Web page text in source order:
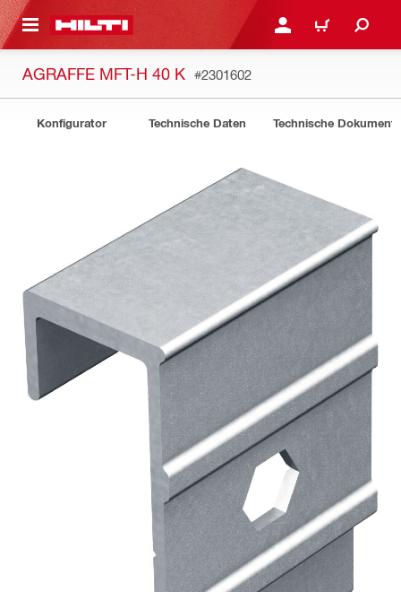
ANMELDEN ODER
WARENKORB
AGRAFFE MFT-H 40 K #2301602
Konfigurator Technische Daten Technische Dokumente